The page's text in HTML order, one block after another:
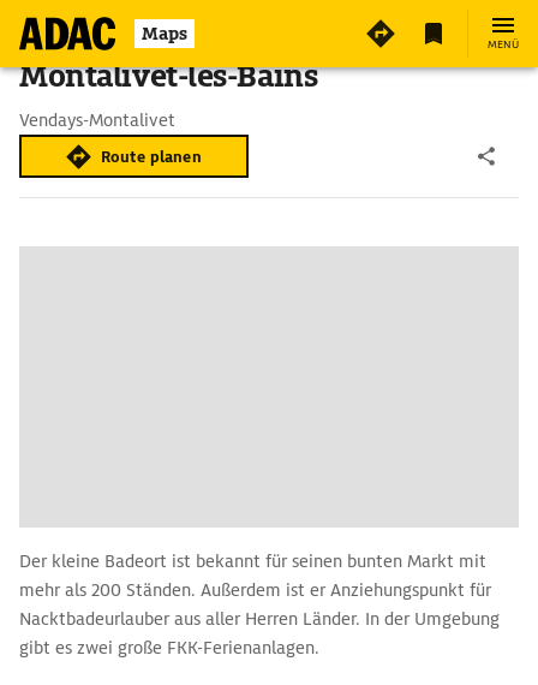
Maps MENÜ
Montalivet-les-Bains
Vendays-Montalivet
Route planen
Der kleine Badeort ist bekannt für seinen bunten Markt mit
mehr als 200 Ständen. Außerdem ist er Anziehungspunkt für
Nacktbadeurlauber aus aller Herren Länder. In der Umgebung
gibt es zwei große FKK-Ferienanlagen.